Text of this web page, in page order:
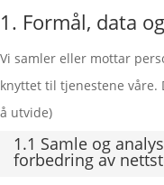
1. Formål, data
Vi samler eller mottar
knyttet til tjenestene våre.
å utvide)
1.1 Samle og
forbedring av